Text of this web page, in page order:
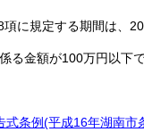
に規定する期間は、20
る金額が100万円以
式条例(平成16年湖南市